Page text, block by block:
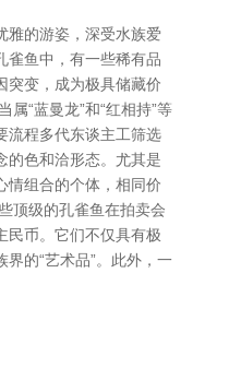
雅的游姿，深受水族爱
雀鱼中，有一些稀有品
突变，成为极具储藏价
“蓝曼龙”和“红相持”等
流程多代东谈主工筛选
的色和洽形态。尤其是
情组合的个体，相同价
顶级的孔雀鱼在拍卖会
民币。它们不仅具有极
的“艺术品”。此外，一